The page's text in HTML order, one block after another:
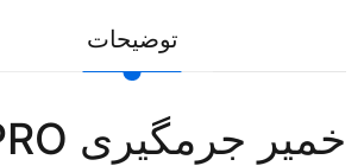
توضیحات
خمیر جرمگیری EX PRO